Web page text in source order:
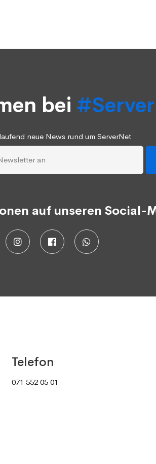
bei
neue News rund um ServerNet
auf unseren Social-
Telefon
071 552 05 01